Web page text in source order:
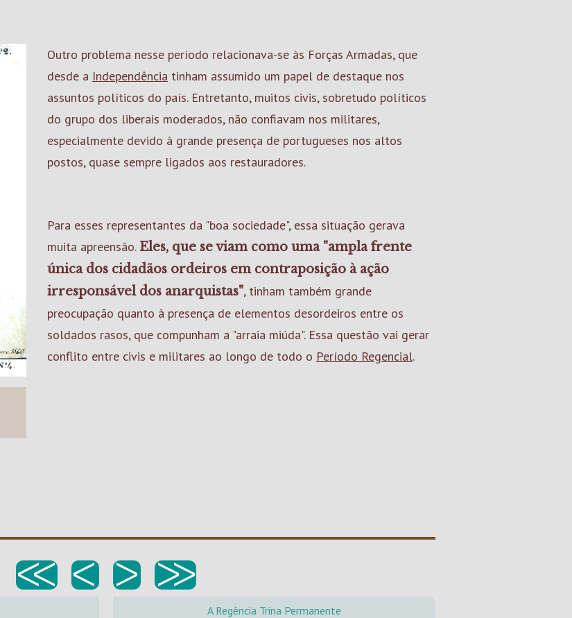
Outro problema nesse período relacionava-se às Forças Armadas, que
desde a Independência tinham assumido um papel de destaque nos
assuntos políticos do país. Entretanto, muitos civis, sobretudo políticos
do grupo dos liberais moderados, não confiavam nos militares,
especialmente devido à grande presença de portugueses nos altos
postos, quase sempre ligados aos restauradores.
Para esses representantes da "boa sociedade", essa situação gerava
muita apreensão. Eles, que se viam como uma "ampla frente
única dos cidadãos ordeiros em contraposição à ação
irresponsável dos anarquistas", tinham também grande
preocupação quanto à presença de elementos desordeiros entre os
soldados rasos, que compunham a "arraia miúda". Essa questão vai gerar
conflito entre civis e militares ao longo de todo o Período Regencial.
<< < > >>
A Regência Trina Permanente